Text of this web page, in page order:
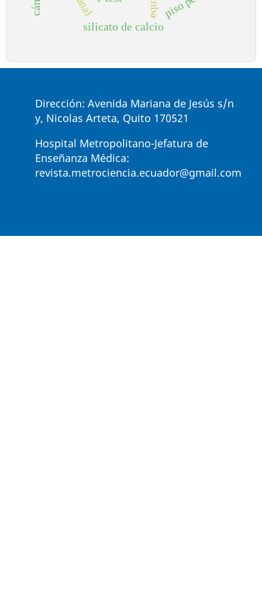
silicato de calcio
Dirección: Avenida Mariana de Jesús s/n
y, Nicolas Arteta, Quito 170521
Hospital Metropolitano-Jefatura de
Enseñanza Médica:
revista.metrociencia.ecuador@gmail.com